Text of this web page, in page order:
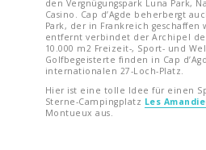
den Vergnügungspark Luna Park,
Casino. Cap d’Agde beherbergt
Park, der in Frankreich
entfernt verbindet der Archipel
10.000 m2 Freizeit-, Sport- und
Golfbegeisterte finden in Cap
internationalen 27-Loch-Platz.
Hier ist eine tolle Idee für einen
Sterne-Campingplatz Les
Montueux aus.